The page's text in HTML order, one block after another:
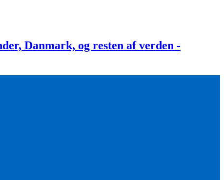
Danmark, og resten af verden -